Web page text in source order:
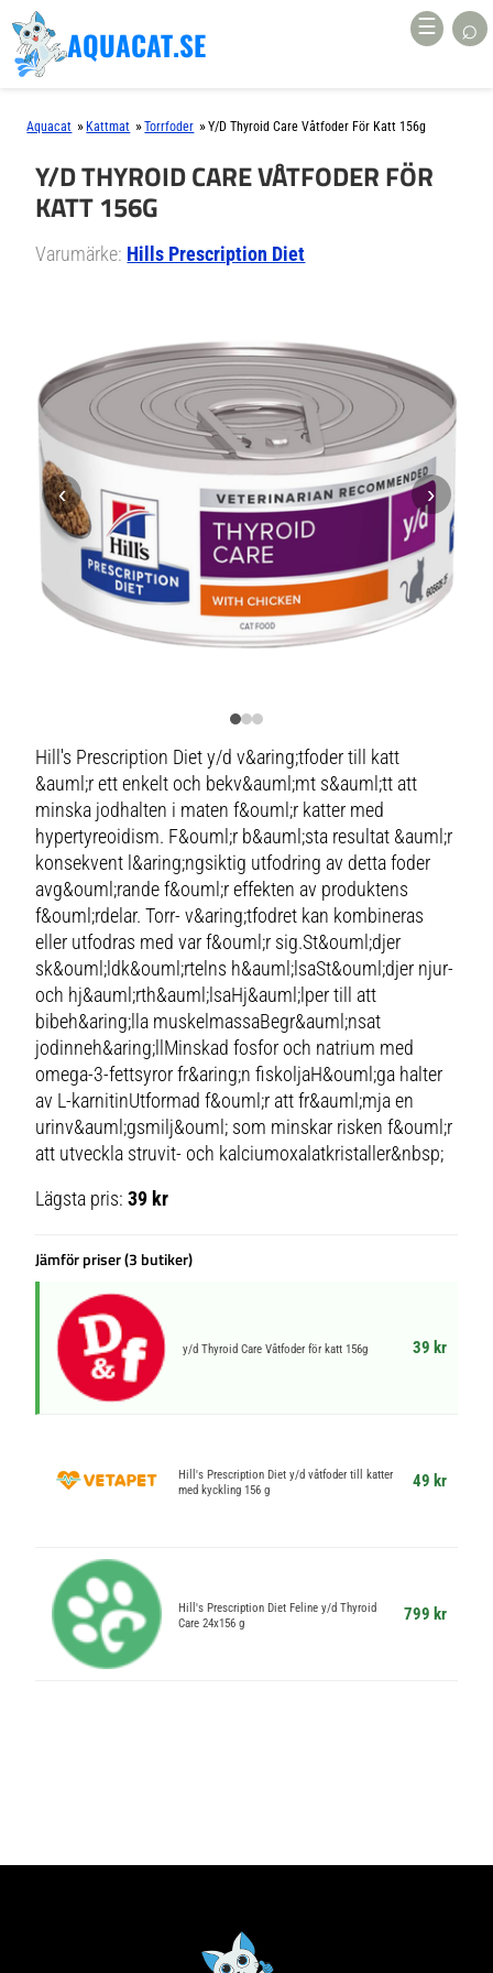
AQUACAT.SE ☰ ⌕
Aquacat » Kattmat »Torrfoder »Y/d Thyroid Care Våtfoder För Katt 156g
Y/D THYROID CARE VÅTFODER FÖR
KATT 156G
Varumärke: Hills Prescription Diet
‹ ›
Hill's Prescription Diet y/d v&aring;tfoder till katt
&auml;r ett enkelt och bekv&auml;mt s&auml;tt att
minska jodhalten i maten f&ouml;r katter med
hypertyreoidism. F&ouml;r b&auml;sta resultat &auml;r
konsekvent l&aring;ngsiktig utfodring av detta foder
avg&ouml;rande f&ouml;r effekten av produktens
f&ouml;rdelar. Torr- v&aring;tfodret kan kombineras
eller utfodras med var f&ouml;r sig.St&ouml;djer
sk&ouml;ldk&ouml;rtelns h&auml;lsaSt&ouml;djer njur-
och hj&auml;rth&auml;lsaHj&auml;lper till att
bibeh&aring;lla muskelmassaBegr&auml;nsat
jodinneh&aring;llMinskad fosfor och natrium med
omega-3-fettsyror fr&aring;n fiskoljaH&ouml;ga halter
av L-karnitinUtformad f&ouml;r att fr&auml;mja en
urinv&auml;gsmilj&ouml; som minskar risken f&ouml;r
att utveckla struvit- och kalciumoxalatkristaller&nbsp;
Lägsta pris:39 kr
Jämför priser (3 butiker)
y/d Thyroid Care Våtfoder för katt 156g 39 kr
Hill's Prescription Diet y/d våtfoder till katter
med kyckling 156 g
49 kr
Hill's Prescription Diet Feline y/d Thyroid
Care 24x156 g
799 kr